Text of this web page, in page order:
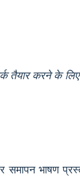
तैयार करने के लिए
समापन भाषण